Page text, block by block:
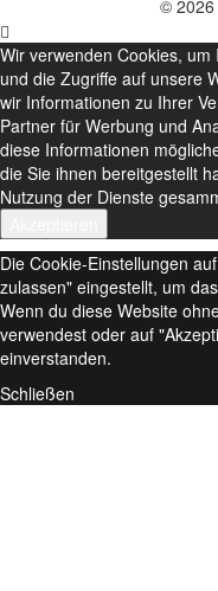
© 2026
Wir verwenden Cookies,
und die Zugriffe auf unsere
wir Informationen zu Ihrer
Partner für Werbung und
diese Informationen
die Sie ihnen bereitgestellt
Nutzung der Dienste
Die Cookie-Einstellungen
zulassen" eingestellt, um
Wenn du diese Website
verwendest oder auf
einverstanden.
Schließen